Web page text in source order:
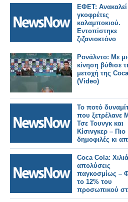
ΕΦΕΤ: Ανακαλεί
γκοφρέτες
καλαμποκιού.
Εντοπίστηκε
ζιζανιοκτόνο
Ρονάλντο: Με
κίνηση βύθισε
μετοχή της
(Video)
Το ποτό
που ξετρέλανε
Τσε Τουνγκ και
Κίσινγκερ – Πιο
δημοφιλές κι
Coca Cola
Coca Cola:
απολύσεις
παγκοσμίως –
το 12% του
προσωπικού
ΗΠΑ